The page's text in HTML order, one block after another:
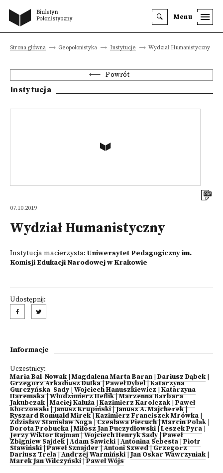
Menu
Strona główna Geopolonistyka Instytucje Wydział Humanistyczny
Powrót
Instytucja
07.10.2019
Wydział Humanistyczny
Instytucja macierzysta: Uniwersytet Pedagogiczny im.
Komisji Edukacji Narodowej w Krakowie
Udostępnij:
Informacje
Uczestnicy:
Maria Bal-Nowak |Magdalena Marta Baran Dariusz Dąbek
Grzegorz Arkadiusz Dutka|Paweł Dybel|Katarzyna
Gurczyńska-Sady|Wojciech Hanuszkiewicz|Katarzyna
Haremska|Włodzimierz Heflik|Marzenna Barbara
Jakubczak |Maciej Kałuża|Kazimierz Karolczak|Paweł
Kłoczowski|Janusz Krupiński|Janusz A. Majcherek|
Ryszard Romuald Mirek|Kazimierz Franciszek Mrówka
Zdzisław Stanisław Noga |Czesława Piecuch|Marcin Polak
Dorota Probucka|Miłosz Jan Puczydłowski| Leszek Pyra|
Jerzy Wiktor Rajman|Wojciech Henryk Sady|Paweł
Zbigniew Sajdek|Adam Sawicki|Antonina Sebesta|Piotr
Stawiński|Paweł Sznajder|Antoni Szwed|Grzegorz
Dariusz Trela|Andrzej Warmiński|Jan Oskar Wawrzyniak
Marek Jan Wilczyński|Paweł Wójs